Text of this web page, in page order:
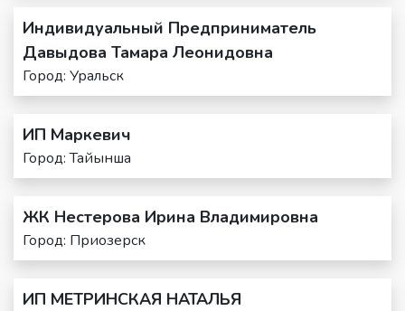
Индивидуальный Предприниматель
Давыдова Тамара Леонидовна
Город: Уральск
ИП Маркевич
Город: Тайынша
ЖК Нестерова Ирина Владимировна
Город: Приозерск
ИП МЕТРИНСКАЯ НАТАЛЬЯ